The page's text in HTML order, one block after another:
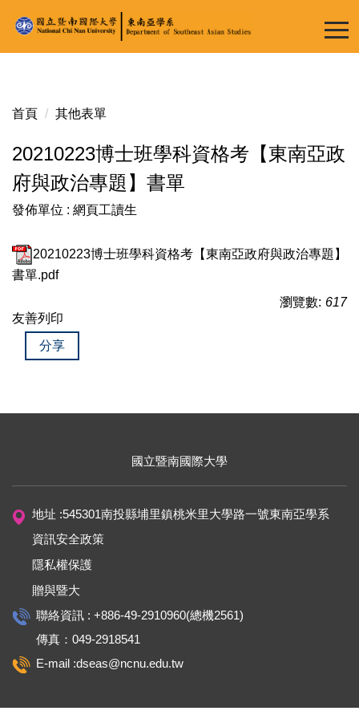
到
主
容
首頁 其他表單
20210223博士班學科資格考【東南亞政
府與政治專題】書單
發佈單位 : 網頁工讀生
20210223博士班學科資格考【東南亞政府與政治專題】
書單.pdf
瀏覽數: 617
友善列印
分享
國立暨南國際大學
地址 :545301南投縣埔里鎮桃米里大學路一號東南亞學系
資訊安全政策
隱私權保護
贈與暨大
聯絡資訊 : +886-49-2910960(總機2561)
傳真：049-2918541
E-mail :dseas@ncnu.edu.tw